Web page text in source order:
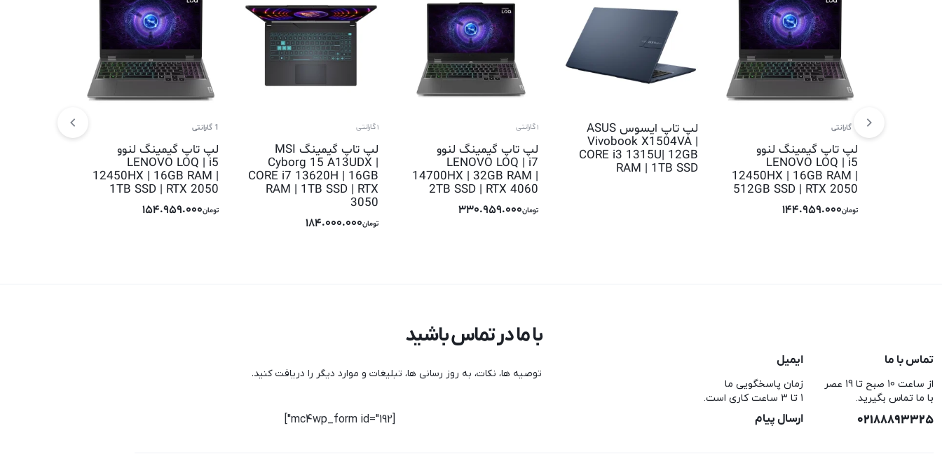
لپ تاپ گیمینگ لنوو
LENOVO LOQ | i5
12450HX | 16GB RAM |
512GB SSD | RTX 2050
تومان144.959.000
لپ تاپ ایسوس ASUS
Vivobook X1504VA |
CORE i3 1315U| 12GB
RAM | 1TB SSD
1 گارانتی
لپ تاپ گیمینگ لنوو
LENOVO LOQ | i7
14700HX | 32GB RAM |
2TB SSD | RTX 4060
تومان330.959.000
1 گارانتی
لپ تاپ گیمینگ MSI
Cyborg 15 A13UDX |
CORE i7 13620H | 16GB
RAM | 1TB SSD | RTX
3050
تومان184.000.000
1 گارانتی
لپ تاپ گیمینگ لنوو
LENOVO LOQ | i5
12450HX | 16GB RAM |
1TB SSD | RTX 2050
تومان154.959.000
تماس با ما
از ساعت 10 صبح تا 19 عصر
با ما تماس بگیرید.
02188893325
ایمیل
زمان پاسخگویی ما
1 تا 3 ساعت کاری است.
ارسال پیام
با ما در تماس باشید
توصیه ها، نکات، به روز رسانی ها، تبلیغات و موارد دیگر را دریافت کنید.
[mc4wp_form id="192"]